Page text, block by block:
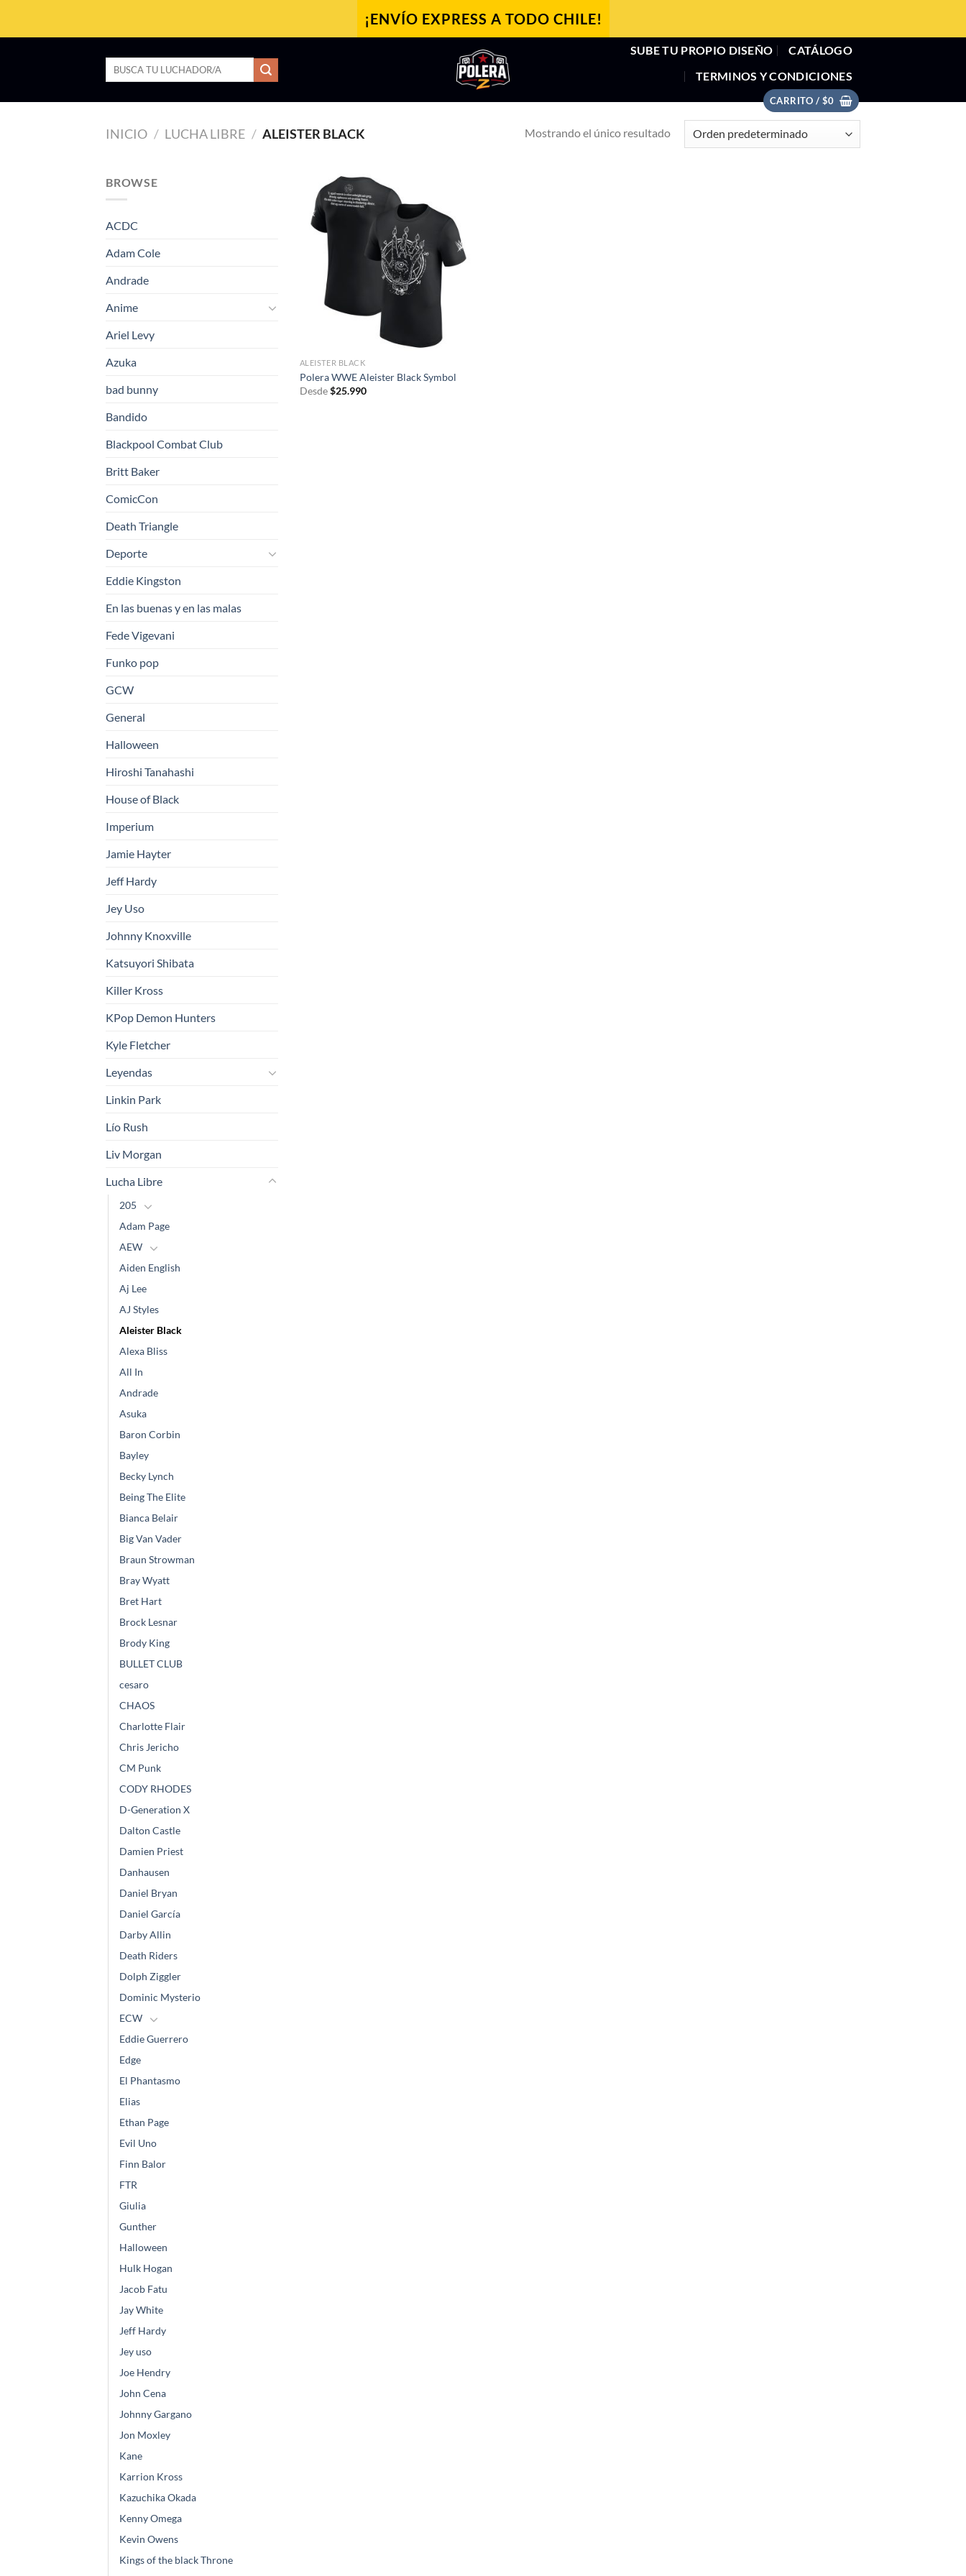
¡ENVÍO EXPRESS A TODO CHILE!
Buscar
SUBE TU PROPIO DISEÑO
CATÁLOGO
TERMINOS Y CONDICIONES
CARRITO / $0
INICIO / LUCHA LIBRE / ALEISTER BLACK Mostrando el único resultado
BROWSE
ACDC
Adam Cole
Andrade
Anime
Ariel Levy
Azuka
bad bunny
Bandido
Blackpool Combat Club
Britt Baker
ComicCon
Death Triangle
Deporte
Eddie Kingston
En las buenas y en las malas
Fede Vigevani
Funko pop
GCW
General
Halloween
Hiroshi Tanahashi
House of Black
Imperium
Jamie Hayter
Jeff Hardy
Jey Uso
Johnny Knoxville
Katsuyori Shibata
Killer Kross
KPop Demon Hunters
Kyle Fletcher
Leyendas
Linkin Park
Lío Rush
Liv Morgan
Lucha Libre
205
Adam Page
AEW
Aiden English
Aj Lee
AJ Styles
Aleister Black
Alexa Bliss
All In
Andrade
Asuka
Baron Corbin
Bayley
Becky Lynch
Being The Elite
Bianca Belair
Big Van Vader
Braun Strowman
Bray Wyatt
Bret Hart
Brock Lesnar
Brody King
BULLET CLUB
cesaro
CHAOS
Charlotte Flair
Chris Jericho
CM Punk
CODY RHODES
D-Generation X
Dalton Castle
Damien Priest
Danhausen
Daniel Bryan
Daniel García
Darby Allin
Death Riders
Dolph Ziggler
Dominic Mysterio
ECW
Eddie Guerrero
Edge
El Phantasmo
Elias
Ethan Page
Evil Uno
Finn Balor
FTR
Giulia
Gunther
Halloween
Hulk Hogan
Jacob Fatu
Jay White
Jeff Hardy
Jey uso
Joe Hendry
John Cena
Johnny Gargano
Jon Moxley
Kane
Karrion Kross
Kazuchika Okada
Kenny Omega
Kevin Owens
Kings of the black Throne
ALEISTER BLACK
Polera WWE Aleister Black Symbol
Desde$25.990